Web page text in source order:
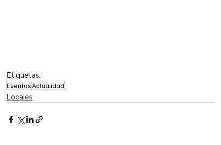
Etiquetas:
Eventos Actualidad
Locales